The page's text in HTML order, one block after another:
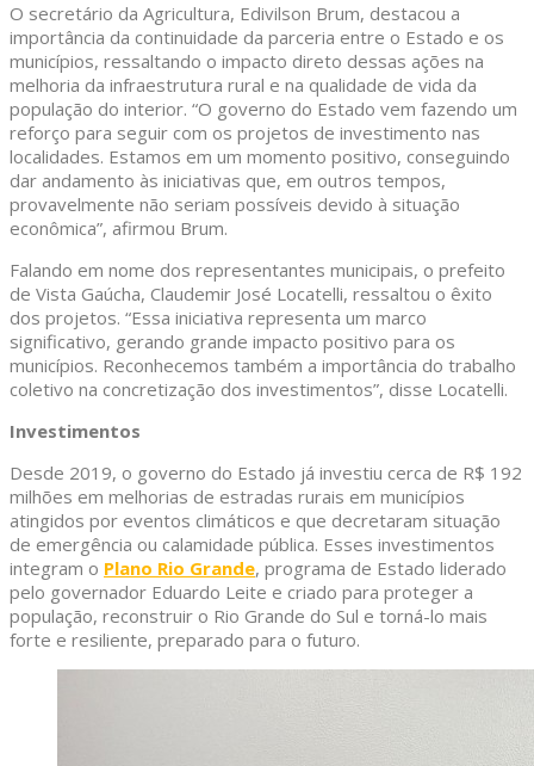
O secretário da Agricultura, Edivilson Brum, destacou a
importância da continuidade da parceria entre o Estado e os
municípios, ressaltando o impacto direto dessas ações na
melhoria da infraestrutura rural e na qualidade de vida da
população do interior. “O governo do Estado vem fazendo um
reforço para seguir com os projetos de investimento nas
localidades. Estamos em um momento positivo, conseguindo
dar andamento às iniciativas que, em outros tempos,
provavelmente não seriam possíveis devido à situação
econômica”, afirmou Brum.
Falando em nome dos representantes municipais, o prefeito
de Vista Gaúcha, Claudemir José Locatelli, ressaltou o êxito
dos projetos. “Essa iniciativa representa um marco
significativo, gerando grande impacto positivo para os
municípios. Reconhecemos também a importância do trabalho
coletivo na concretização dos investimentos”, disse Locatelli.
Investimentos
Desde 2019, o governo do Estado já investiu cerca de R$ 192
milhões em melhorias de estradas rurais em municípios
atingidos por eventos climáticos e que decretaram situação
de emergência ou calamidade pública. Esses investimentos
integram o Plano Rio Grande, programa de Estado liderado
pelo governador Eduardo Leite e criado para proteger a
população, reconstruir o Rio Grande do Sul e torná-lo mais
forte e resiliente, preparado para o futuro.